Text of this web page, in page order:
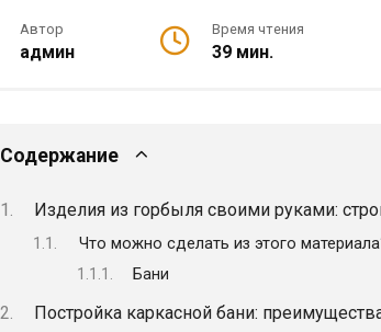
Автор
админ
Время чтения
39 мин.
Содержание
Изделия из горбыля своими руками:
Что можно сделать из этого
Бани
Постройка каркасной бани: